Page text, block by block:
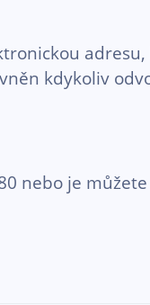
kdykoliv
nebo je